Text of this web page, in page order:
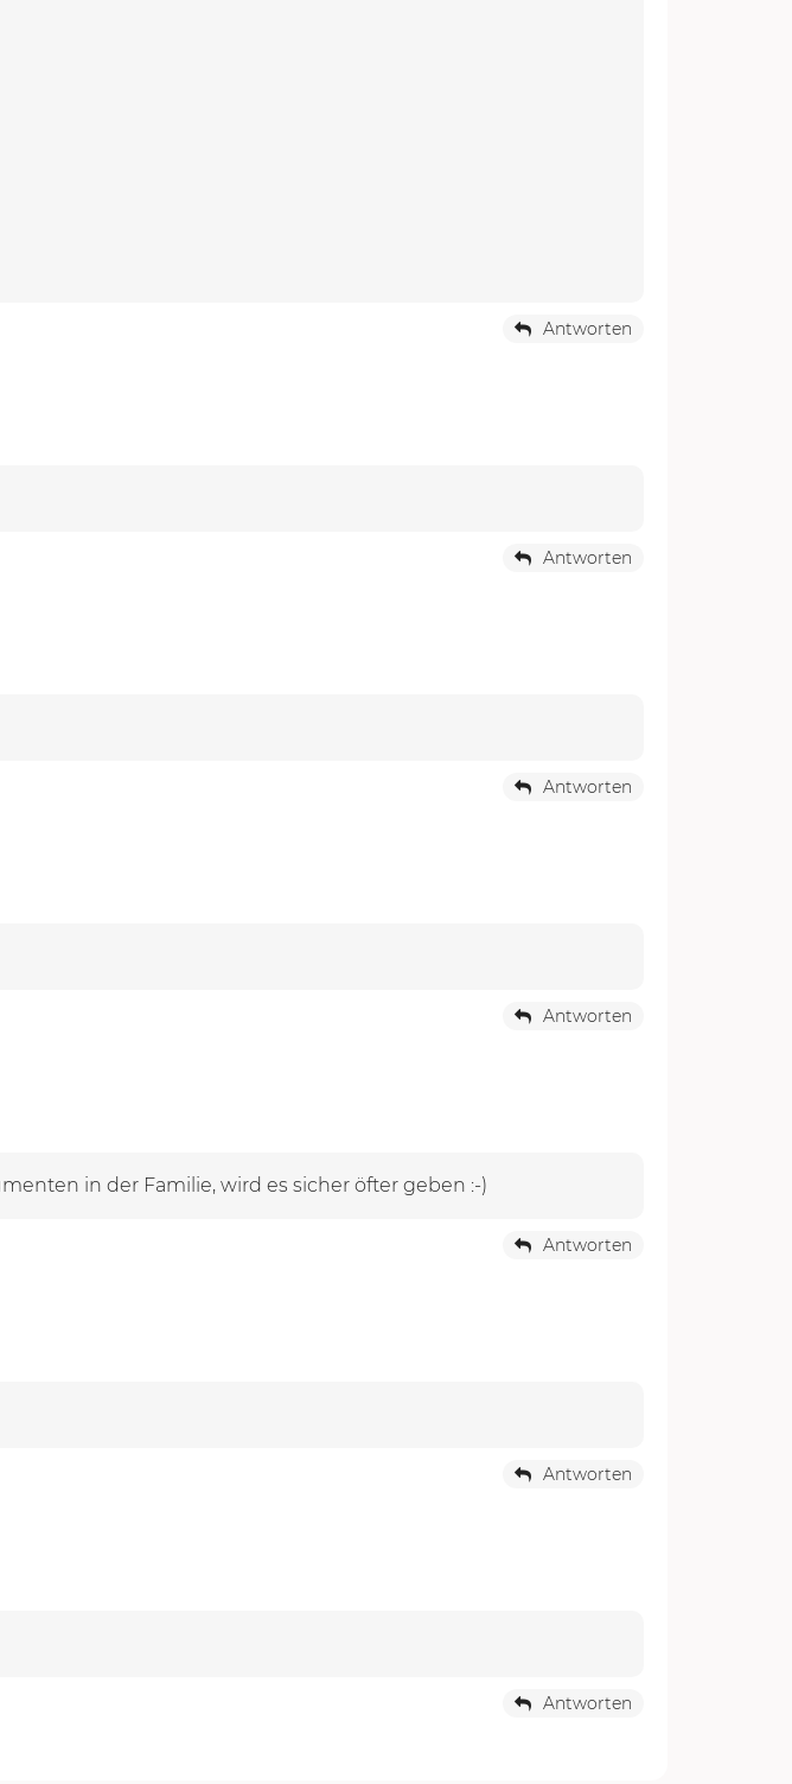
Antworten
Antworten
Antworten
Antworten
in der Familie, wird es sicher öfter geben :-)
Antworten
Antworten
Antworten